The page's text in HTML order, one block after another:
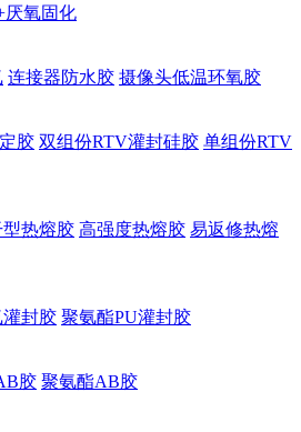
厌氧固化
连接器防水胶 摄像头低温环氧胶
胶 双组份RTV灌封硅胶 单组份RTV
热熔胶 高强度热熔胶 易返修热熔
封胶 聚氨酯PU灌封胶
胶 聚氨酯AB胶